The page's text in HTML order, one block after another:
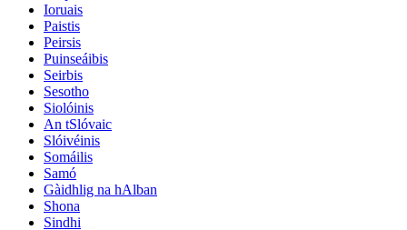
Ioruais
Paistis
Peirsis
Puinseáibis
Seirbis
Sesotho
Siolóinis
An tSlóvaic
Slóivéinis
Somáilis
Samó
Gàidhlig na hAlban
Shona
Sindhi